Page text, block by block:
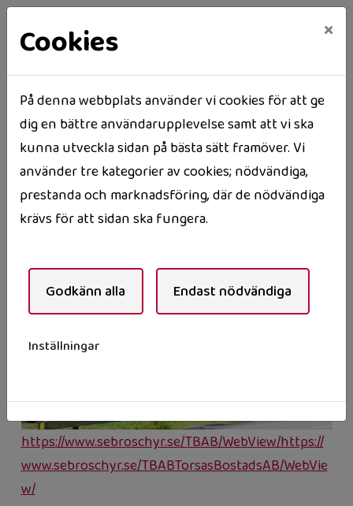
Hem Företagspresentation
Företagspresentation
https://www.sebroschyr.se/TBAB/WebView/https://
www.sebroschyr.se/TBABTorsasBostadsAB/WebVie
w/
Cookies ×
På denna webbplats använder vi cookies för att ge
dig en bättre användarupplevelse samt att vi ska
kunna utveckla sidan på bästa sätt framöver. Vi
använder tre kategorier av cookies; nödvändiga,
prestanda och marknadsföring, där de nödvändiga
krävs för att sidan ska fungera.
Godkänn alla Endast nödvändiga
Inställningar